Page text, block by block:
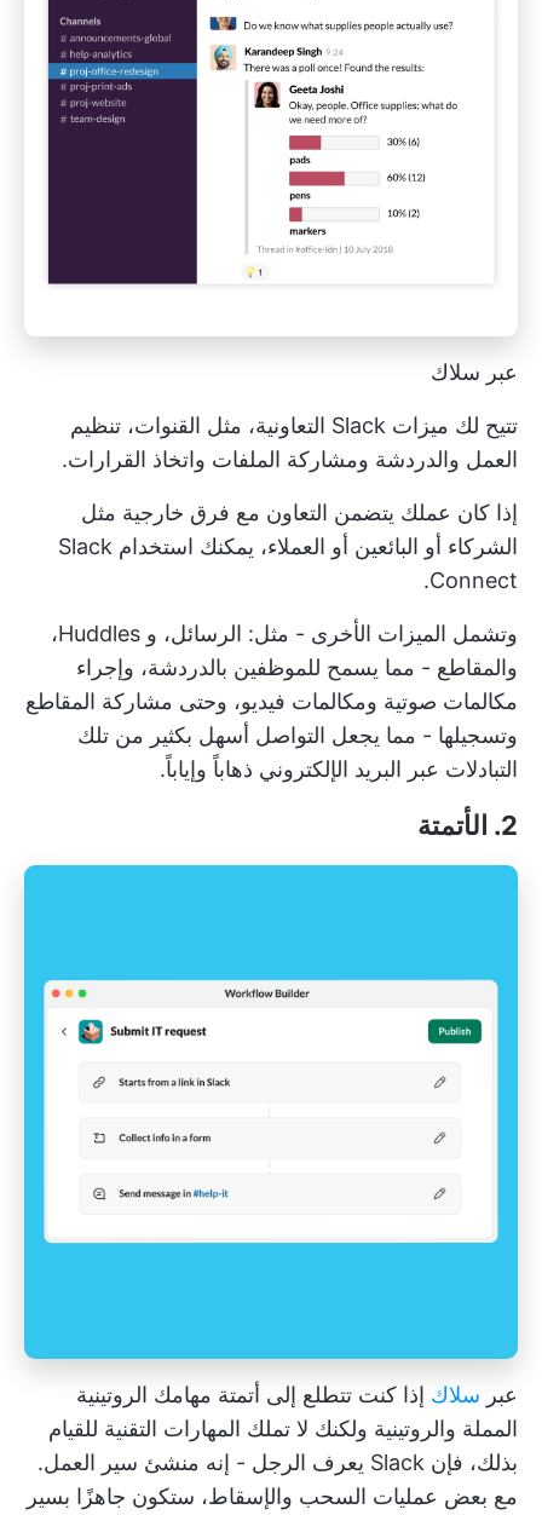
عبر سلاك
تتيح لك ميزات Slack التعاونية، مثل القنوات، تنظيم
العمل والدردشة ومشاركة الملفات واتخاذ القرارات.
إذا كان عملك يتضمن التعاون مع فرق خارجية مثل
الشركاء أو البائعين أو العملاء، يمكنك استخدام Slack
Connect.
وتشمل الميزات الأخرى - مثل: الرسائل، و Huddles،
والمقاطع - مما يسمح للموظفين بالدردشة، وإجراء
مكالمات صوتية ومكالمات فيديو، وحتى مشاركة المقاطع
وتسجيلها - مما يجعل التواصل أسهل بكثير من تلك
التبادلات عبر البريد الإلكتروني ذهاباً وإياباً.
2. الأتمتة
عبر سلاك إذا كنت تتطلع إلى أتمتة مهامك الروتينية
المملة والروتينية ولكنك لا تملك المهارات التقنية للقيام
بذلك، فإن Slack يعرف الرجل - إنه منشئ سير العمل.
مع بعض عمليات السحب والإسقاط، ستكون جاهزًا بسير